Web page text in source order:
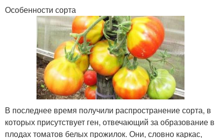
Особенности сорта
В последнее время получили распространение сорта, в
которых присутствует ген, отвечающий за образование в
плодах томатов белых прожилок. Они, словно каркас,